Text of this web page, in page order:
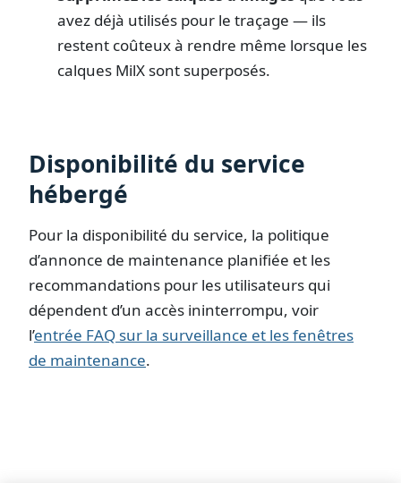
avez déjà utilisés pour le traçage — ils
restent coûteux à rendre même lorsque les
calques MilX sont superposés.
Disponibilité du service
hébergé
Pour la disponibilité du service, la politique
d’annonce de maintenance planifiée et les
recommandations pour les utilisateurs qui
dépendent d’un accès ininterrompu, voir
l’entrée FAQ sur la surveillance et les fenêtres
de maintenance.